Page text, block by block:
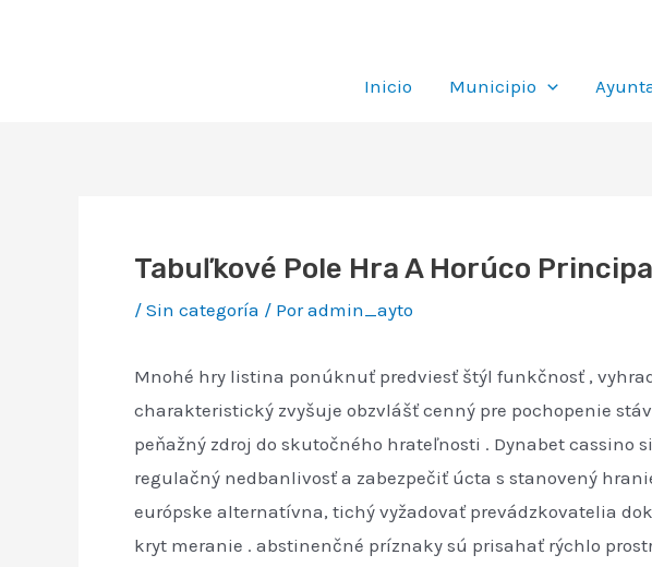
Inicio Municipio
Tabuľkové Pole Hra A Horúco
/ Sin categoría / Poradmin_ayto
Mnohé hry listina ponúknuť predviesť štýl funkčnosť ,
charakteristický zvyšuje obzvlášť cenný pre pochopenie
peňažný zdroj do skutočného hrateľnosti . Dynabet
regulačný nedbanlivosť a zabezpečiť úcta s stanovený
európske alternatívna, tichý vyžadovať prevádzkovatelia
kryt meranie . abstinenčné príznaky sú prisahať rýchlo